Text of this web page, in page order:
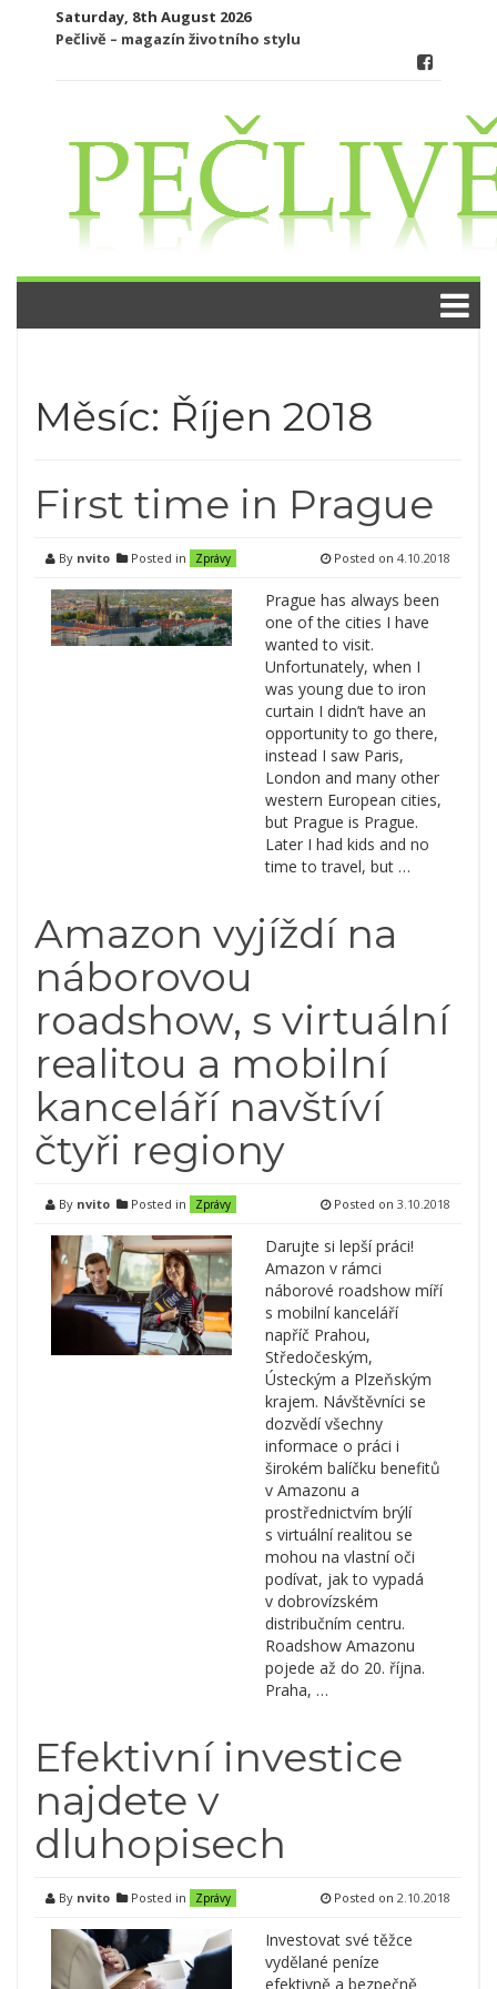
Saturday, 8th August 2026
Pečlivě – magazín životního stylu
Měsíc: Říjen 2018
First time in Prague
By nvito Posted in Zprávy Posted on 4.10.2018
Prague has always been
one of the cities I have
wanted to visit.
Unfortunately, when I
was young due to iron
curtain I didn’t have an
opportunity to go there,
instead I saw Paris,
London and many other
western European cities,
but Prague is Prague.
Later I had kids and no
time to travel, but …
Amazon vyjíždí na
náborovou
roadshow, s virtuální
realitou a mobilní
kanceláří navštíví
čtyři regiony
By nvito Posted in Zprávy Posted on 3.10.2018
Darujte si lepší práci!
Amazon v rámci
náborové roadshow míří
s mobilní kanceláří
napříč Prahou,
Středočeským,
Ústeckým a Plzeňským
krajem. Návštěvníci se
dozvědí všechny
informace o práci i
širokém balíčku benefitů
v Amazonu a
prostřednictvím brýlí
s virtuální realitou se
mohou na vlastní oči
podívat, jak to vypadá
v dobrovízském
distribučním centru.
Roadshow Amazonu
pojede až do 20. října.
Praha, …
Efektivní investice
najdete v
dluhopisech
By nvito Posted in Zprávy Posted on 2.10.2018
Investovat své těžce
vydělané peníze
efektivně a bezpečně